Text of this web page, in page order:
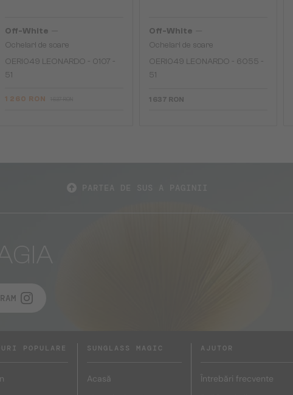
Off-White
Ochelari de soare
OERI049 LEONARDO - 0107 -
51
1 260 RON
Off-White
Ochelari de soare
OERI049 LEONARDO - 6055 -
51
1 637 RON
POPULARE SUNGLASS MAGIC
Acasă
AJUTOR
Întrebări frecvente